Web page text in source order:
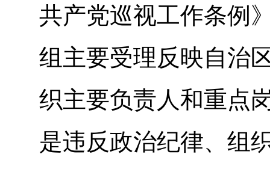
共产党巡视工作条例
组主要受理反映自治
织主要负责人和重点
是违反政治纪律、组